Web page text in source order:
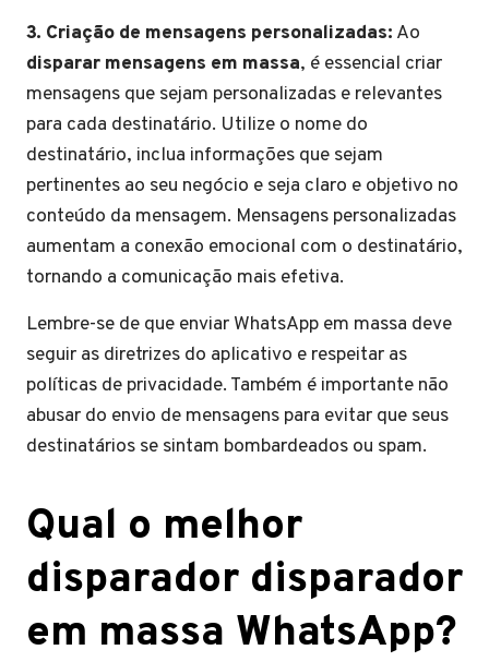
3. Criação de mensagens personalizadas: Ao
disparar mensagens em massa, é essencial criar
mensagens que sejam personalizadas e relevantes
para cada destinatário. Utilize o nome do
destinatário, inclua informações que sejam
pertinentes ao seu negócio e seja claro e objetivo no
conteúdo da mensagem. Mensagens personalizadas
aumentam a conexão emocional com o destinatário,
tornando a comunicação mais efetiva.
Lembre-se de que enviar WhatsApp em massa deve
seguir as diretrizes do aplicativo e respeitar as
políticas de privacidade. Também é importante não
abusar do envio de mensagens para evitar que seus
destinatários se sintam bombardeados ou spam.
Qual o melhor
disparador disparador
em massa WhatsApp?